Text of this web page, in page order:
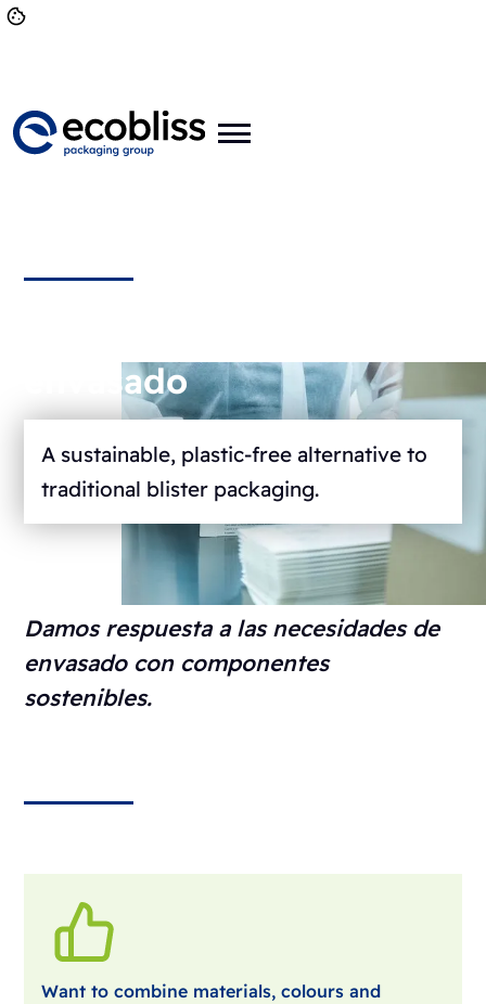
envasado
A sustainable, plastic-free alternative to
traditional blister packaging.
Damos respuesta a las necesidades de
envasado con componentes
sostenibles.
Want to combine materials, colours and